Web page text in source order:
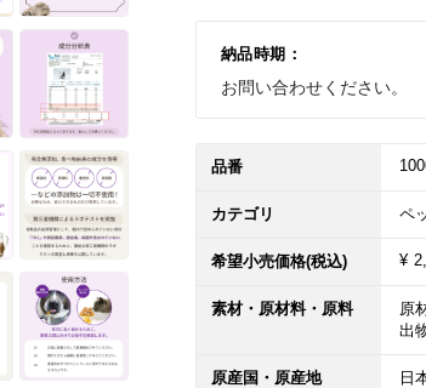
納品時期：
お問い合わせください。
品番
カテゴリ ペ
希望小売価格(税込) ¥
素材・原材料・原料
原
出
原産国・原産地 日